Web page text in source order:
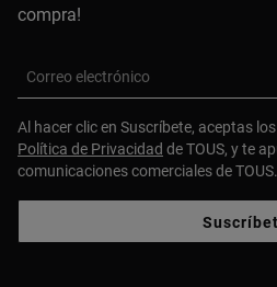
compra!
Correo electrónico
Al hacer clic en Suscríbete, aceptas los
Política de Privacidad de TOUS, y te
comunicaciones comerciales de TOUS.